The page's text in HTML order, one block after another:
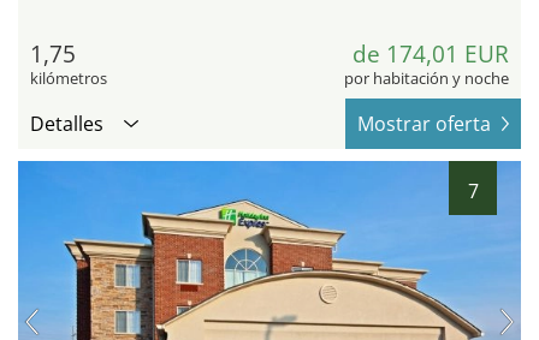
1,75
kilómetros
de 174,01 EUR
por habitación y noche
Detalles Mostrar oferta
7